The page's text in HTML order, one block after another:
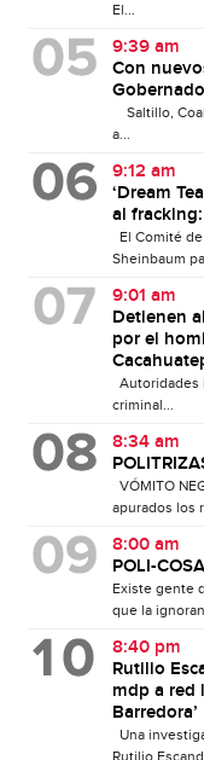
El...
9:39 am
Con
Saltillo,
a...
9:12 am
‘Dream
al
El Comité
Sheinbaum
9:01 am
Detienen
por el
Autoridades
criminal...
8:34 am
VÓMITO
apurados los
8:00 am
POLI-
Existe gente
que la
8:40 pm
Rutilio
mdp a red
Barredora’
Una